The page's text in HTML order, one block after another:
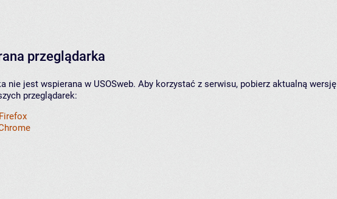
przeglądarka
nie jest wspierana w USOSweb. Aby korzystać z serwisu, pobierz aktualną wersję
przeglądarek: